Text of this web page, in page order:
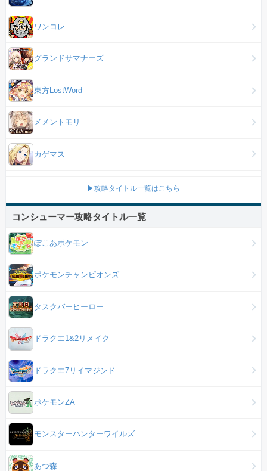
ワンコレ
グランドサマナーズ
東方LostWord
メメントモリ
カゲマス
▶攻略タイトル一覧はこちら
コンシューマー攻略タイトル一覧
ぽこあポケモン
ポケモンチャンピオンズ
タスクバーヒーロー
ドラクエ1&2リメイク
ドラクエ7リイマジンド
ポケモンZA
モンスターハンターワイルズ
あつ森